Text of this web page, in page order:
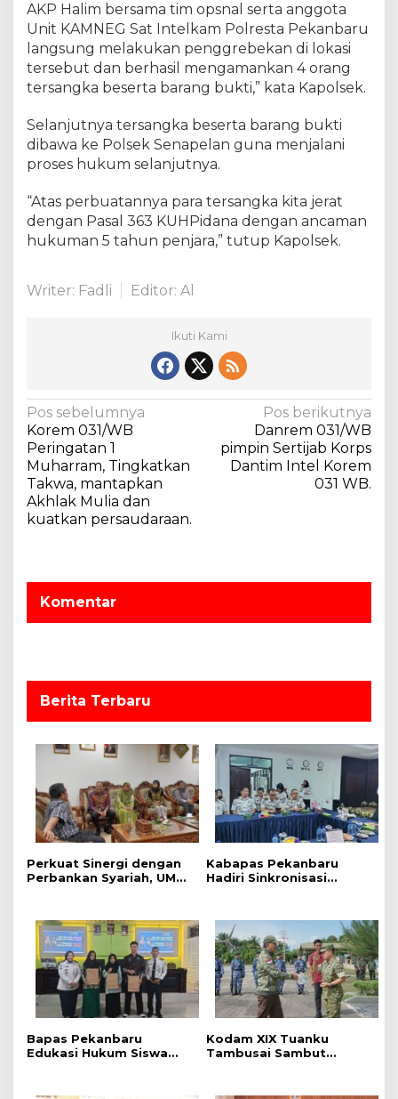
AKP Halim bersama tim opsnal serta anggota
Unit KAMNEG Sat Intelkam Polresta Pekanbaru
langsung melakukan penggrebekan di lokasi
tersebut dan berhasil mengamankan 4 orang
tersangka beserta barang bukti,” kata Kapolsek.
Selanjutnya tersangka beserta barang bukti
dibawa ke Polsek Senapelan guna menjalani
proses hukum selanjutnya.
“Atas perbuatannya para tersangka kita jerat
dengan Pasal 363 KUHPidana dengan ancaman
hukuman 5 tahun penjara,” tutup Kapolsek.
Writer: Fadli Editor: Al
Ikuti Kami
N
a
v
i
g
i
p
Pos sebelumnya
Korem 031/WB
Peringatan 1
Muharram, Tingkatkan
Takwa, mantapkan
Akhlak Mulia dan
kuatkan persaudaraan.
Pos berikutnya
Danrem 031/WB
pimpin Sertijab Korps
Dantim Intel Korem
031 WB.
Komentar
Berita Terbaru
Perkuat Sinergi dengan
Perbankan Syariah, UMRI
Sama Pembiayaan untuk
Pegawai
Kabapas Pekanbaru
Hadiri Sinkronisasi
Keadilan Restoratif
Bapas Pekanbaru
Edukasi Hukum Siswa
Perempuan dan Anak
Kodam XIX Tuanku
Tambusai Sambut
Bulqin dan Yonif TP